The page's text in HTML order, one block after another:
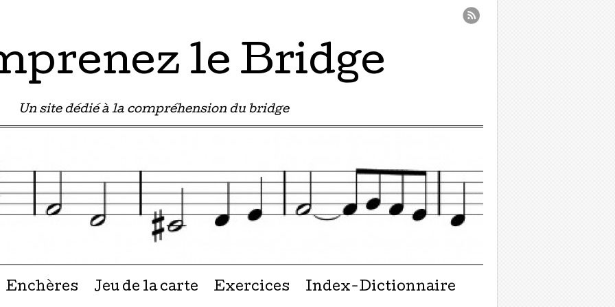
le Bridge
Un site dédié à la compréhension du bridge
contenu
Enchères Jeu de la carte Exercices Index-Dictionnaire